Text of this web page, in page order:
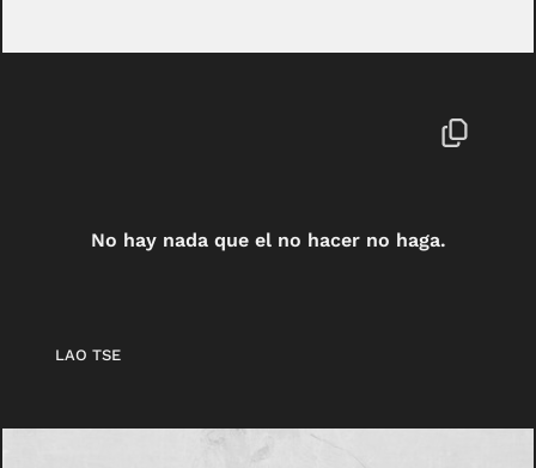
No hay nada que el no hacer no haga.
LAO TSE